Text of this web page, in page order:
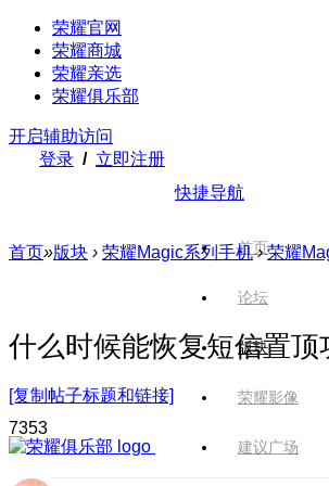
荣耀官网
荣耀商城
荣耀亲选
荣耀俱乐部
开启辅助访问
登录 / 立即注册
快捷导航
首页
论坛
版块
荣耀影像
建议广场
首页»版块 › 荣耀Magic系列手机 › 荣耀
什么时候能恢复短信置顶
[复制帖子标题和链接]
7353